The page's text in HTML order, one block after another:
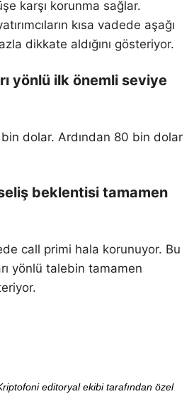
karşı korunma sağlar.
kısa vadede aşağı
dikkate aldığını gösteriyor.
yönlü ilk önemli seviye
dolar. Ardından 80 bin dolar
beklentisi tamamen
call primi hala korunuyor. Bu
yönlü talebin tamamen
editoryal ekibi tarafından özel